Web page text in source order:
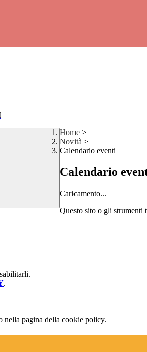
Home >
Novità >
Calendario eventi
Calendario
Caricamento...
Questo sito o gli strumenti
.
nella pagina della cookie policy.